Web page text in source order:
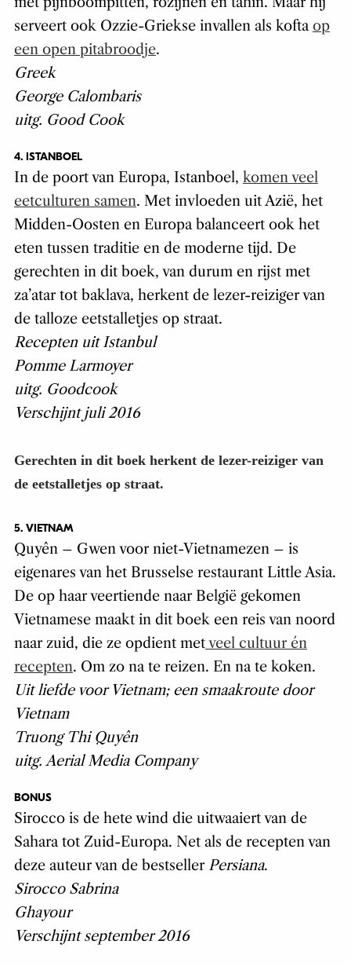
serveert ook Ozzie-Griekse invallen als kofta op
een open pitabroodje.
Greek
George Calombaris
uitg. Good Cook
4. ISTANBOEL
In de poort van Europa, Istanboel, komen veel
eetculturen samen. Met invloeden uit Azië, het
Midden-Oosten en Europa balanceert ook het
eten tussen traditie en de moderne tijd. De
gerechten in dit boek, van durum en rijst met
za’atar tot baklava, herkent de lezer-reiziger van
de talloze eetstalletjes op straat.
Recepten uit Istanbul
Pomme Larmoyer
uitg. Goodcook
Verschijnt juli 2016
Gerechten in dit boek herkent de lezer-reiziger van
de eetstalletjes op straat.
5. VIETNAM
Quyên – Gwen voor niet-Vietnamezen – is
eigenares van het Brusselse restaurant Little Asia.
De op haar veertiende naar België gekomen
Vietnamese maakt in dit boek een reis van noord
naar zuid, die ze opdient metveel cultuur én
recepten. Om zo na te reizen. En na te koken.
Uit liefde voor Vietnam; een smaakroute door
Vietnam
Truong Thi Quyên
uitg. Aerial Media Company
BONUS
Sirocco is de hete wind die uitwaaiert van de
Sahara tot Zuid-Europa. Net als de recepten van
deze auteur van de bestseller Persiana.
Sirocco Sabrina
Ghayour
Verschijnt september 2016